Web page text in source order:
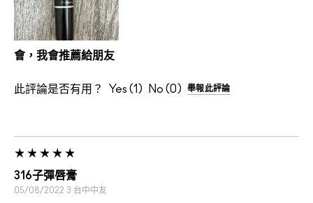
會，我會推薦給朋友
此評論是否有用？ 1 0 舉報此評論
316子彈唇膏
05/08/2022 3 台中中友